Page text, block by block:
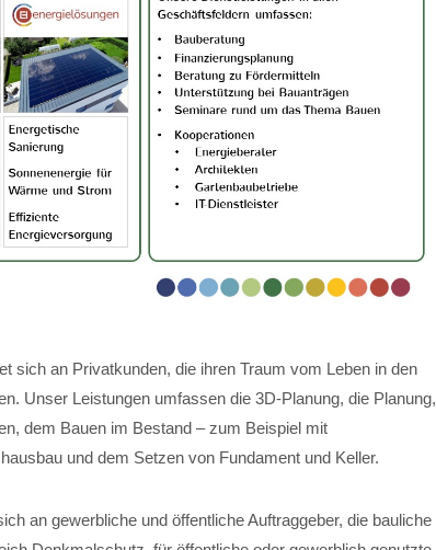
sich an Privatkunden, die ihren Traum vom Leben in den
Unser Leistungen umfassen die 3D-Planung, die Planung,
dem Bauen im Bestand – zum Beispiel mit
und dem Setzen von Fundament und Keller.
an gewerbliche und öffentliche Auftraggeber, die bauliche